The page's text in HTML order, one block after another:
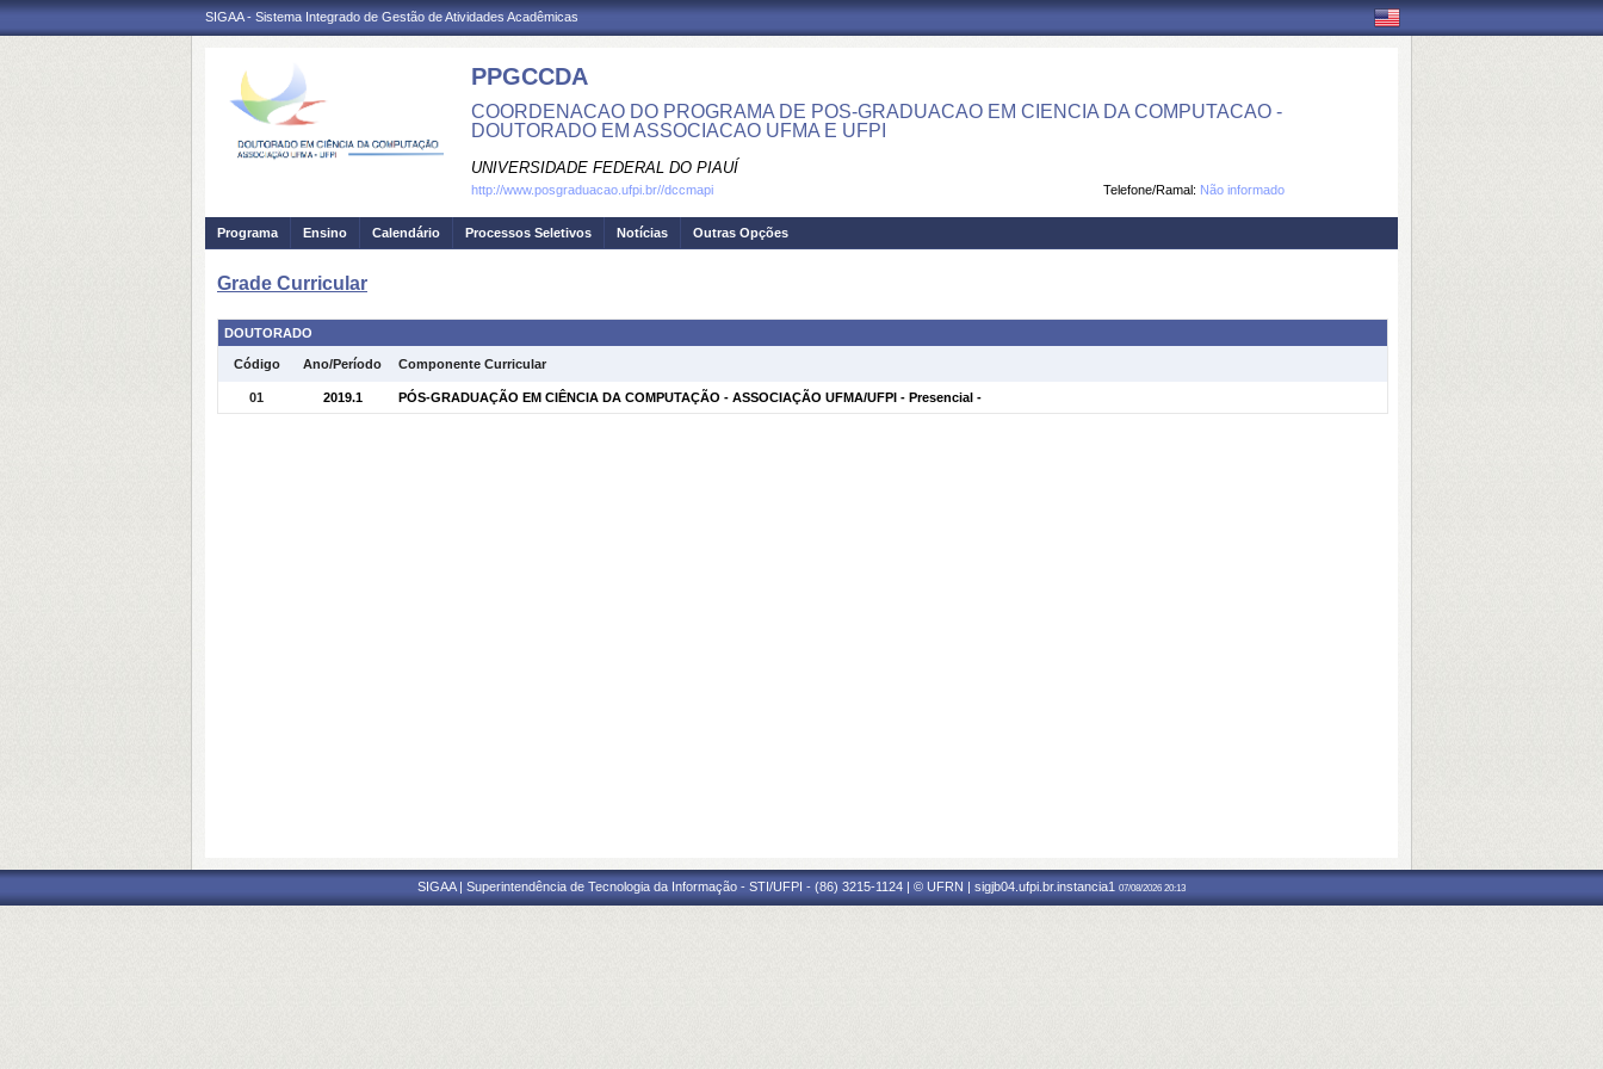
SIGAA - Sistema Integrado de Gestão de Atividades Acadêmicas
PPGCCDA
COORDENACAO DO PROGRAMA DE POS-GRADUACAO EM CIENCIA DA COMPUTACAO -
DOUTORADO EM ASSOCIACAO UFMA E UFPI
UNIVERSIDADE FEDERAL DO PIAUÍ
Telefone/Ramal: Não informado
http://www.posgraduacao.ufpi.br//dccmapi
Programa Ensino Calendário Processos Seletivos Notícias Outras Opções
Grade Curricular
DOUTORADO
Código Ano/Período Componente Curricular
01 2019.1 PÓS-GRADUAÇÃO EM CIÊNCIA DA COMPUTAÇÃO - ASSOCIAÇÃO UFMA/UFPI - Presencial -
SIGAA | Superintendência de Tecnologia da Informação - STI/UFPI - (86) 3215-1124 | © UFRN | sigjb04.ufpi.br.instancia1 07/08/2026 20:13